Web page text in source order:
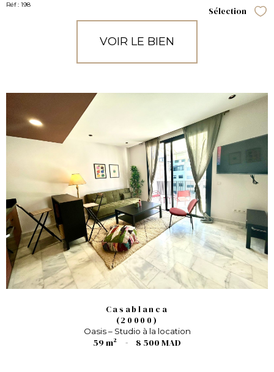
Réf : 198
Sélection
VOIR LE BIEN
Casablanca
(20000)
Oasis – Studio à la location
59 m² - 8 500 MAD